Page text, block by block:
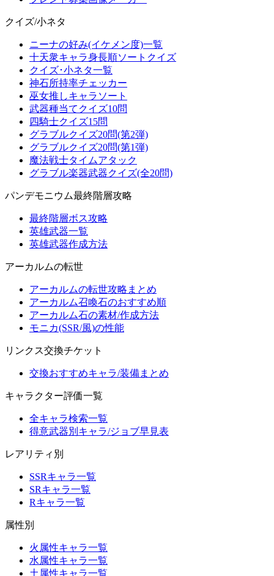
クイズ/小ネタ
ニーナの好み(イケメン度)一覧
十天衆キャラ身長順ソートクイズ
クイズ･小ネタ一覧
神石所持率チェッカー
巫女推しキャラソート
武器種当てクイズ10問
四騎士クイズ15問
グラブルクイズ20問(第2弾)
グラブルクイズ20問(第1弾)
魔法戦士タイムアタック
グラブル楽器武器クイズ(全20問)
パンデモニウム最終階層攻略
最終階層ボス攻略
英雄武器一覧
英雄武器作成方法
アーカルムの転世
アーカルムの転世攻略まとめ
アーカルム召喚石のおすすめ順
アーカルム石の素材/作成方法
モニカ(SSR/風)の性能
リンクス交換チケット
交換おすすめキャラ/装備まとめ
キャラクター評価一覧
全キャラ検索一覧
得意武器別キャラ/ジョブ早見表
レアリティ別
SSRキャラ一覧
SRキャラ一覧
Rキャラ一覧
属性別
火属性キャラ一覧
水属性キャラ一覧
土属性キャラ一覧